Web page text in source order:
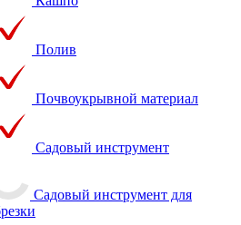
Полив
Почвоукрывной материал
Садовый инструмент
Садовый инструмент для